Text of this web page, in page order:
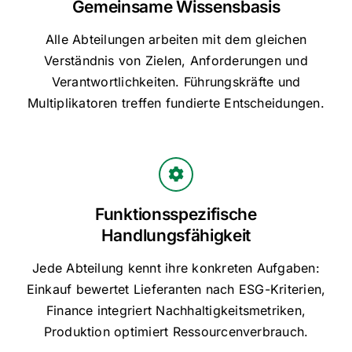
Gemeinsame Wissensbasis
Alle Abteilungen arbeiten mit dem gleichen
Verständnis von Zielen, Anforderungen und
Verantwortlichkeiten. Führungskräfte und
Multiplikatoren treffen fundierte Entscheidungen.
Funktionsspezifische
Handlungsfähigkeit
Jede Abteilung kennt ihre konkreten Aufgaben:
Einkauf bewertet Lieferanten nach ESG-Kriterien,
Finance integriert Nachhaltigkeitsmetriken,
Produktion optimiert Ressourcenverbrauch.